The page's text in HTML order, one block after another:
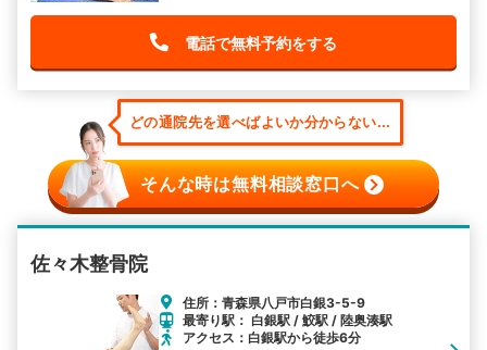
電話で無料予約をする
どの通院先を選べばよいか分からない...
そんな時は無料相談窓口へ
佐々木整骨院
住所：青森県八戸市白銀3-5-9
最寄り駅： 白銀駅 / 鮫駅 / 陸奥湊駅
アクセス：白銀駅から徒歩6分